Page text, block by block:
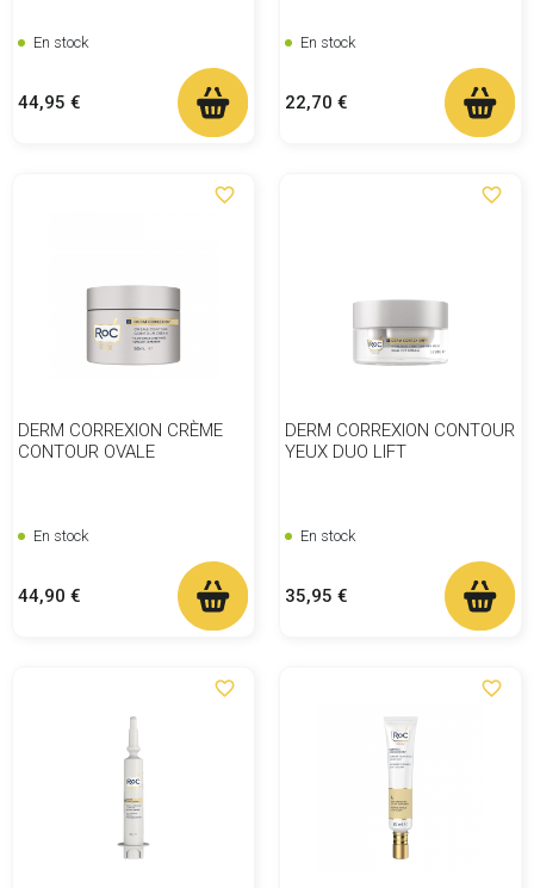
En stock
Prix
44,95 €
En stock
Prix
22,70 €
favorite_border
DERM CORREXION CRÈME
CONTOUR OVALE
En stock
Prix
44,90 €
favorite_border
DERM CORREXION CONTOUR
YEUX DUO LIFT
En stock
Prix
35,95 €
favorite_border favorite_border